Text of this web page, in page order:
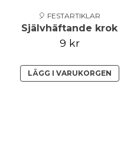
🎈 FESTARTIKLAR
Självhäftande krok
9 kr
LÄGG I VARUKORGEN